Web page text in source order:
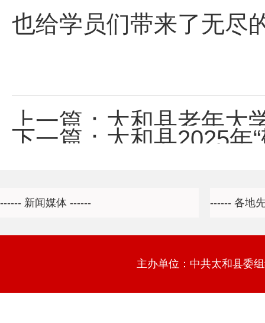
也给学员们带来了无尽
上一篇： 太和县老年大学“
下一篇： 太和县2025年“敬
主办单位：中共太和县委